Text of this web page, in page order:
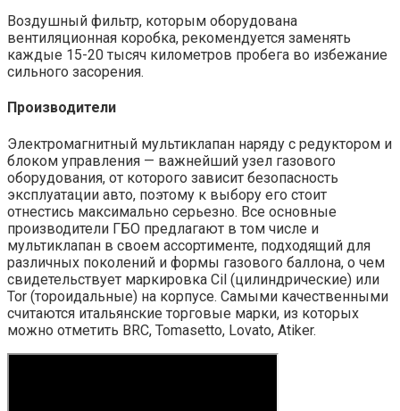
Воздушный фильтр, которым оборудована
вентиляционная коробка, рекомендуется заменять
каждые 15-20 тысяч километров пробега во избежание
сильного засорения.
Производители
Электромагнитный мультиклапан наряду с редуктором и
блоком управления — важнейший узел газового
оборудования, от которого зависит безопасность
эксплуатации авто, поэтому к выбору его стоит
отнестись максимально серьезно. Все основные
производители ГБО предлагают в том числе и
мультиклапан в своем ассортименте, подходящий для
различных поколений и формы газового баллона, о чем
свидетельствует маркировка Cil (цилиндрические) или
Tor (тороидальные) на корпусе. Самыми качественными
считаются итальянские торговые марки, из которых
можно отметить BRC, Tomasetto, Lovato, Atiker.